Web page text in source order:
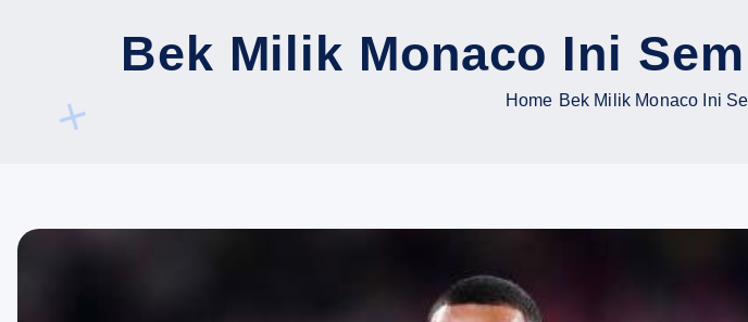
Bek Milik Monaco Ini
Home Bek Milik Monaco Ini